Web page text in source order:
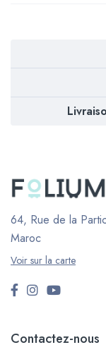
64, Rue de la
Maroc
Voir sur la carte
Contactez-nous